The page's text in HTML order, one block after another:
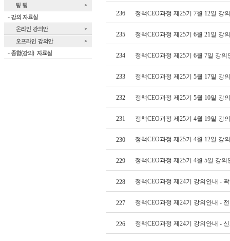
236 정책CEO과정 제25기 7월 12일 강
235 정책CEO과정 제25기 6월 21일 강
234 정책CEO과정 제25기 6월 7일 강
233 정책CEO과정 제25기 5월 17일 강
232 정책CEO과정 제25기 5월 10일 강
231 정책CEO과정 제25기 4월 19일 강
230 정책CEO과정 제25기 4월 12일 강
229 정책CEO과정 제25기 4월 5일 강
228 정책CEO과정 제24기 강의안내 -
227 정책CEO과정 제24기 강의안내 -
226 정책CEO과정 제24기 강의안내 -